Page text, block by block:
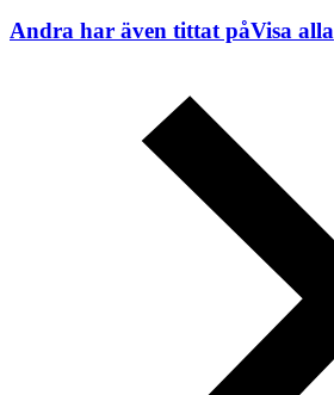
Andra har även tittat påVisa alla